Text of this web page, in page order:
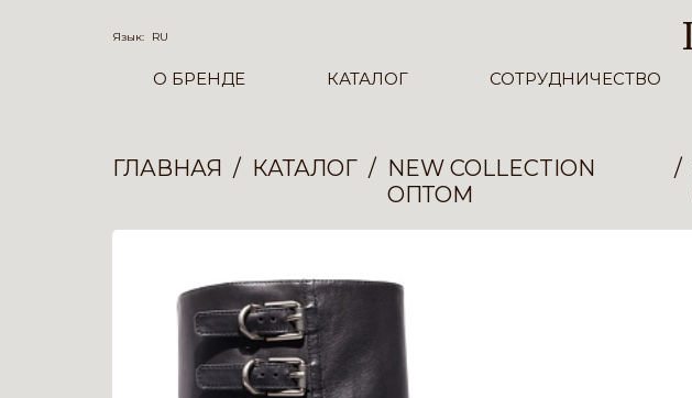
Язык: RU
О БРЕНДЕ КАТАЛОГ СОТРУДНИЧЕСТВО
ГЛАВНАЯ КАТАЛОГ
NEW COLLECTION
ОПТОМ